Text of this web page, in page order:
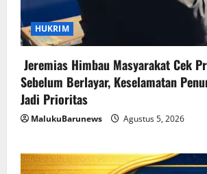
HUKRIM
Jeremias Himbau Masyarakat Cek
Sebelum Berlayar, Keselamatan
Jadi Prioritas
MalukuBarunews Agustus 5, 2026